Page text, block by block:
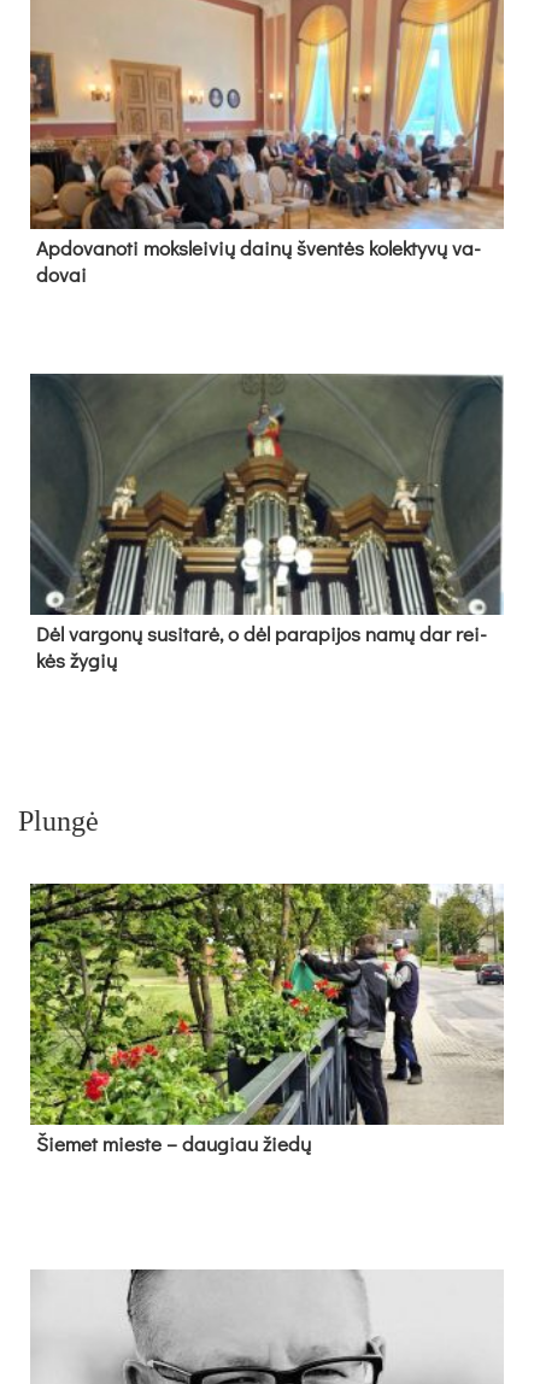
Ap­do­va­no­ti moks­lei­vių dai­nų šven­tės ko­lek­ty­vų va­
do­vai
Dėl var­go­nų su­si­ta­rė, o dėl pa­ra­pi­jos na­mų dar rei­
kės žy­gių
Plungė
Šie­met mies­te – dau­giau žie­dų